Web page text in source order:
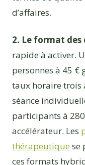
d’affaires.
2. Le format des
rapide à activer.
personnes à 45 €
taux horaire trois
séance
participants à
accélérateur. Les
thérapeutiquese
ces formats